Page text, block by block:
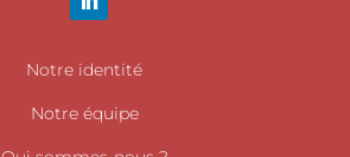
Notre identité
Notre équipe